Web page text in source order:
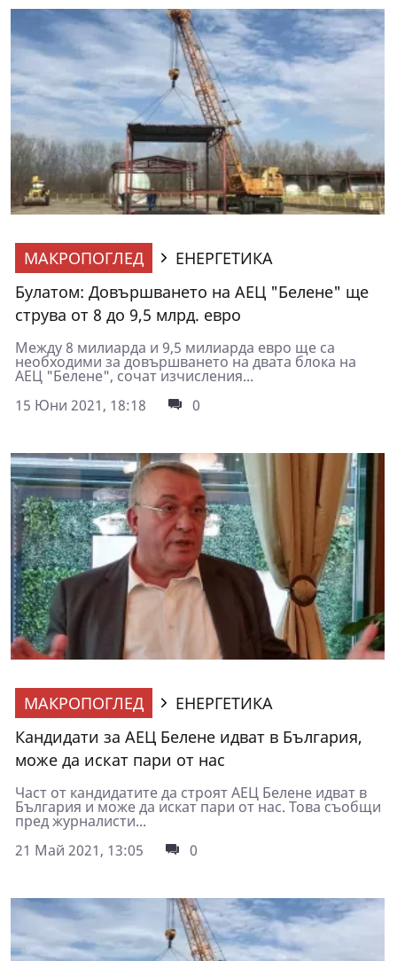
МАКРОПОГЛЕД
ЕНЕРГЕТИКА
Булатом: Довършването на АЕЦ "Белене" ще
струва от 8 до 9,5 млрд. евро
Между 8 милиарда и 9,5 милиарда евро ще са
необходими за довършването на двата блока на
АЕЦ "Белене", сочат изчисления...
15 Юни 2021, 18:18
0
МАКРОПОГЛЕД
ЕНЕРГЕТИКА
Кандидати за АЕЦ Белене идват в България,
може да искат пари от нас
Част от кандидатите да строят АЕЦ Белене идват в
България и може да искат пари от нас. Това съобщи
пред журналисти...
21 Май 2021, 13:05
0